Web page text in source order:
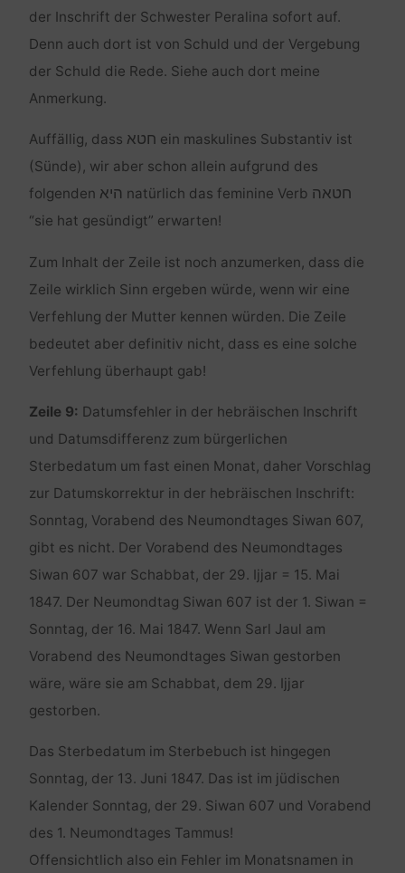
der Inschrift der Schwester Peralina sofort auf.
Denn auch dort ist von Schuld und der Vergebung
der Schuld die Rede. Siehe auch dort meine
Anmerkung.
Auffällig, dass חטא ein maskulines Substantiv ist
(Sünde), wir aber schon allein aufgrund des
folgenden היא natürlich das feminine Verb חטאה
“sie hat gesündigt” erwarten!
Zum Inhalt der Zeile ist noch anzumerken, dass die
Zeile wirklich Sinn ergeben würde, wenn wir eine
Verfehlung der Mutter kennen würden. Die Zeile
bedeutet aber definitiv nicht, dass es eine solche
Verfehlung überhaupt gab!
Zeile 9: Datumsfehler in der hebräischen Inschrift
und Datumsdifferenz zum bürgerlichen
Sterbedatum um fast einen Monat, daher Vorschlag
zur Datumskorrektur in der hebräischen Inschrift:
Sonntag, Vorabend des Neumondtages Siwan 607,
gibt es nicht. Der Vorabend des Neumondtages
Siwan 607 war Schabbat, der 29. Ijjar = 15. Mai
1847. Der Neumondtag Siwan 607 ist der 1. Siwan =
Sonntag, der 16. Mai 1847. Wenn Sarl Jaul am
Vorabend des Neumondtages Siwan gestorben
wäre, wäre sie am Schabbat, dem 29. Ijjar
gestorben.
Das Sterbedatum im Sterbebuch ist hingegen
Sonntag, der 13. Juni 1847. Das ist im jüdischen
Kalender Sonntag, der 29. Siwan 607 und Vorabend
des 1. Neumondtages Tammus!
Offensichtlich also ein Fehler im Monatsnamen in